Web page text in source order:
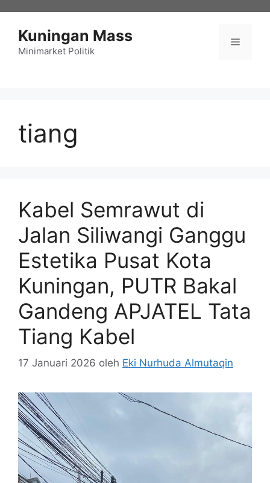
Kuningan Mass
Minimarket Politik
Menu
tiang
Kabel Semrawut di
Jalan Siliwangi Ganggu
Estetika Pusat Kota
Kuningan, PUTR Bakal
Gandeng APJATEL Tata
Tiang Kabel
17 Januari 2026 oleh Eki Nurhuda Almutaqin